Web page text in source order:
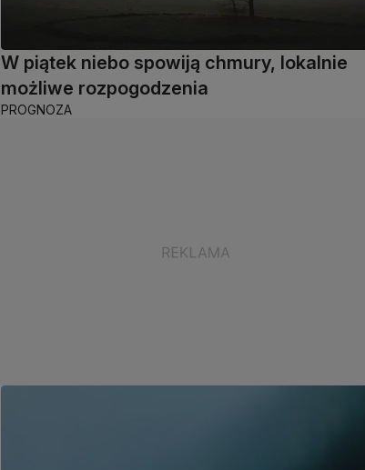
W piątek niebo spowiją chmury, lokalnie
możliwe rozpogodzenia
PROGNOZA